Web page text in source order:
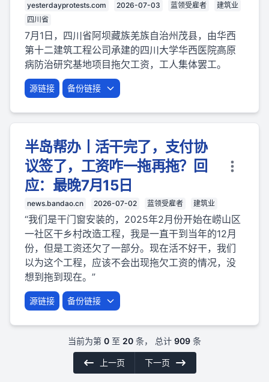
yesterdayprotests.com 2026-07-03 蓝领受雇者
建筑业
四川省
7月1日，四川省阿坝藏族羌族自治州茂县，由华西
第十二建筑工程公司承建的四川大学华西医院高原
病防治研究基地项目拖欠工资，工人集体罢工。
源链接 备份链接
半岛帮办丨活干完了，支付协
议签了，工资咋一拖再拖？回
应：最晚7月15日
news.bandao.cn 2026-07-02 蓝领受雇者 建筑业
“我们是干门窗安装的，2025年2月份开始在崂山区
一社区干乡村改造工程，我是一直干到当年的12月
份，但是工资还欠了一部分。现在活不好干，我们
以为这个工程，应该不会出现拖欠工资的情况，没
想到拖到现在。”
源链接 备份链接
当前为第 0 至 20 条， 总计 909 条
上一页 下一页